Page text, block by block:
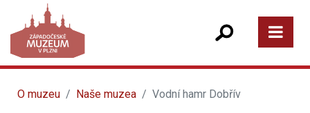
O muzeu Naše muzea Vodní hamr Dobřív